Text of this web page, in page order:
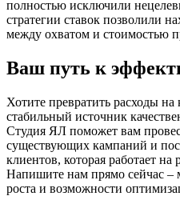
полностью исключили
стратегии ставок позволили
между охватом и стоимостью
Ваш путь к
Хотите превратить расходы
стабильный источник
Студия ЯЛ поможет вам
существующих кампаний и
клиентов, которая работает на
Напишите нам прямо сейчас –
роста и возможности